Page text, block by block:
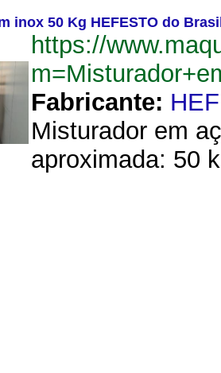
inox 50 Kg HEFESTO do
https://
Fabricante:
Misturador em
aproximada: 50